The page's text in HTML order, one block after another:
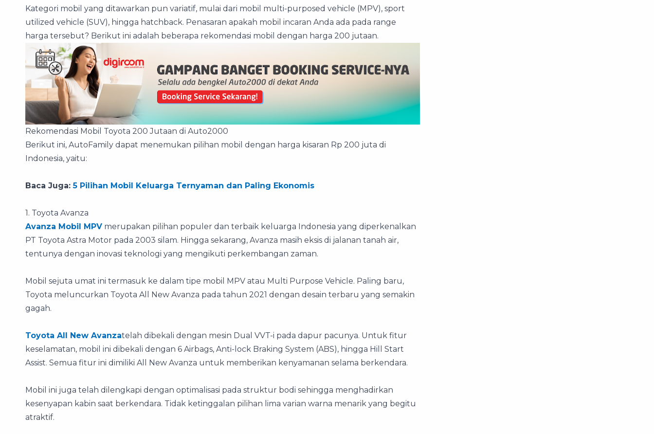
Kategori mobil yang ditawarkan pun variatif, mulai dari mobil multi-purposed vehicle (MPV), sport
utilized vehicle (SUV), hingga hatchback. Penasaran apakah mobil incaran Anda ada pada range
harga tersebut? Berikut ini adalah beberapa rekomendasi mobil dengan harga 200 jutaan.
Rekomendasi Mobil Toyota 200 Jutaan di Auto2000
Berikut ini, AutoFamily dapat menemukan pilihan mobil dengan harga kisaran Rp 200 juta di
Indonesia, yaitu:
Baca Juga:5 Pilihan Mobil Keluarga Ternyaman dan Paling Ekonomis
1. Toyota Avanza
Avanza Mobil MPV merupakan pilihan populer dan terbaik keluarga Indonesia yang diperkenalkan
PT Toyota Astra Motor pada 2003 silam. Hingga sekarang, Avanza masih eksis di jalanan tanah air,
tentunya dengan inovasi teknologi yang mengikuti perkembangan zaman.
Mobil sejuta umat ini termasuk ke dalam tipe mobil MPV atau Multi Purpose Vehicle. Paling baru,
Toyota meluncurkan Toyota All New Avanza pada tahun 2021 dengan desain terbaru yang semakin
gagah.
Toyota All New Avanzatelah dibekali dengan mesin Dual VVT-i pada dapur pacunya. Untuk fitur
keselamatan, mobil ini dibekali dengan 6 Airbags, Anti-lock Braking System (ABS), hingga Hill Start
Assist. Semua fitur ini dimiliki All New Avanza untuk memberikan kenyamanan selama berkendara.
Mobil ini juga telah dilengkapi dengan optimalisasi pada struktur bodi sehingga menghadirkan
kesenyapan kabin saat berkendara. Tidak ketinggalan pilihan lima varian warna menarik yang begitu
atraktif.